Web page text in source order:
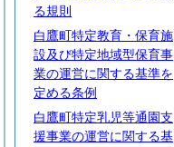
る規則
白鷹町特定教育・保育施
設及び特定地域型保育事
業の運営に関する基準を
定める条例
白鷹町特定乳児等通園支
援事業の運営に関する基